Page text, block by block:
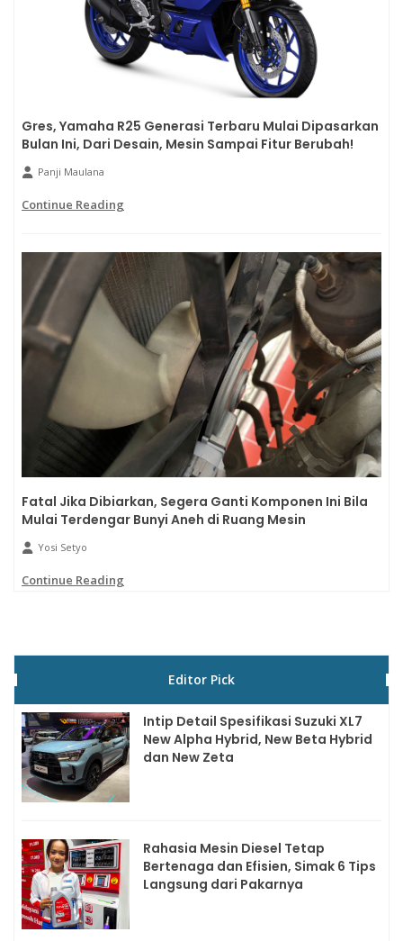
Gres, Yamaha R25 Generasi Terbaru Mulai Dipasarkan
Bulan Ini, Dari Desain, Mesin Sampai Fitur Berubah!
Panji Maulana
Continue Reading
Fatal Jika Dibiarkan, Segera Ganti Komponen Ini Bila
Mulai Terdengar Bunyi Aneh di Ruang Mesin
Yosi Setyo
Continue Reading
Editor Pick
Intip Detail Spesifikasi Suzuki XL7
New Alpha Hybrid, New Beta Hybrid
dan New Zeta
Rahasia Mesin Diesel Tetap
Bertenaga dan Efisien, Simak 6 Tips
Langsung dari Pakarnya